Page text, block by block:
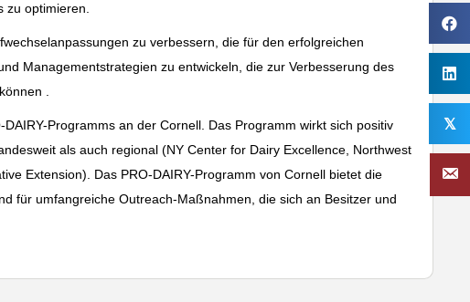
optimieren.
zu verbessern, die für den erfolgreichen
Managementstrategien zu entwickeln, die zur Verbesserung des
.
Programms an der Cornell. Das Programm wirkt sich positiv
als auch regional (NY Center for Dairy Excellence, Northwest
Extension). Das PRO-DAIRY-Programm von Cornell bietet die
für umfangreiche Outreach-Maßnahmen, die sich an Besitzer und
𝕏